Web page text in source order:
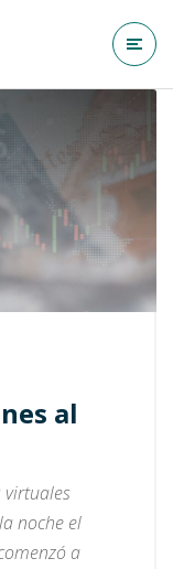
al
virtuales
noche el
a